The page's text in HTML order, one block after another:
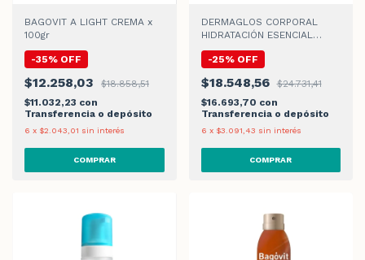
BAGOVIT A LIGHT CREMA x
100gr
-35% OFF
$12.258,03
$18.858,51
$11.032,23 con
Transferencia o depósito
6 x $2.043,01 sin interés
DERMAGLOS CORPORAL
HIDRATACIÓN ESENCIAL
-25% OFF
$18.548,56
$24.731,41
$16.693,70 con
Transferencia o depósito
6 x $3.091,43 sin interés